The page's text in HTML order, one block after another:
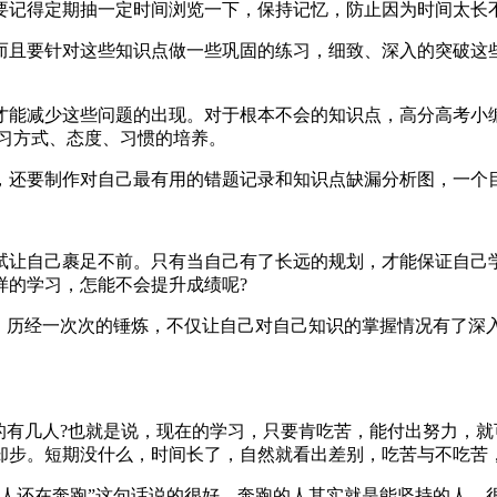
得定期抽一定时间浏览一下，保持记忆，防止因为时间太长
要针对这些知识点做一些巩固的练习，细致、深入的突破
减少这些问题的出现。对于根本不会的知识点，高分高考
式、态度、习惯的培养。
要制作对自己最有用的错题记录和知识点缺漏分析图，一
自己裹足不前。只有当自己有了长远的规划，才能保证自
学习，怎能不会提升成绩呢?
经一次次的锤炼，不仅让自己对自己知识的掌握情况有了
几人?也就是说，现在的学习，只要肯吃苦，能付出努力，
。短期没什么，时间长了，自然就看出差别，吃苦与不吃苦